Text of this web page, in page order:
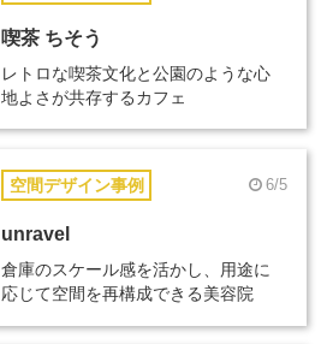
喫茶 ちそう
レトロな喫茶文化と公園のような心
地よさが共存するカフェ
空間デザイン事例 6/5
unravel
倉庫のスケール感を活かし、用途に
応じて空間を再構成できる美容院